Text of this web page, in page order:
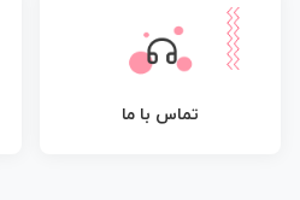
تماس با ما